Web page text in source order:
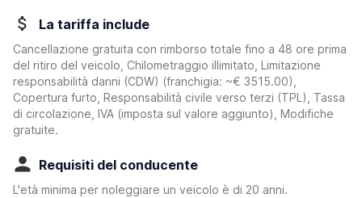
La tariffa include
Cancellazione gratuita con rimborso totale fino a 48 ore prima
del ritiro del veicolo, Chilometraggio illimitato, Limitazione
responsabilità danni (CDW) (franchigia: ~€ 3515.00)
Copertura furto, Responsabilità civile verso terzi (TPL), Tassa
di circolazione, IVA (imposta sul valore aggiunto), Modifiche
gratuite.
Requisiti del conducente
L'età minima per noleggiare un veicolo è di 20 anni.